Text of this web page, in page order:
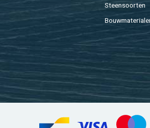
Steen­soor­ten